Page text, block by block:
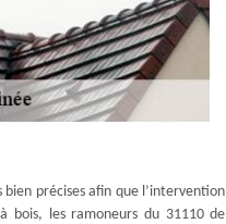
bien précises afin que l’intervention
bois, les ramoneurs du 31110 de